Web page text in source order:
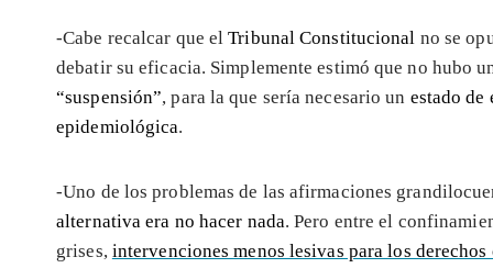
-Cabe recalcar que elTribunal Constitucional no se
debatir su eficacia. Simplemente estimó que no hubo
“suspensión”, para la que sería necesario un estado de
epidemiológica.
-Uno de los problemas de las afirmaciones
alternativa era no hacer nada. Pero entre el
grises, intervenciones menos lesivas para los